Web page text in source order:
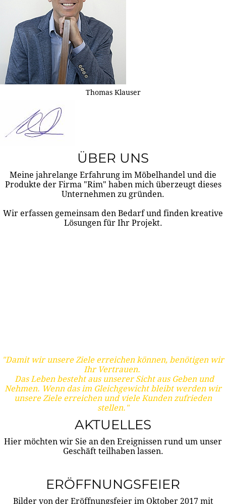
Thomas Klauser
ÜBER UNS
Meine jahrelange Erfahrung im Möbelhandel und die
Produkte der Firma "Rim" haben mich überzeugt dieses
Unternehmen zu gründen.
Wir erfassen gemeinsam den Bedarf und finden kreative
Lösungen für Ihr Projekt.
"Damit wir unsere Ziele erreichen können, benötigen wir
Ihr Vertrauen.
Das Leben besteht aus unserer Sicht aus Geben und
Nehmen. Wenn das im Gleichgewicht bleibt werden wir
unsere Ziele erreichen und viele Kunden zufrieden
stellen."
AKTUELLES
Hier möchten wir Sie an den Ereignissen rund um unser
Geschäft teilhaben lassen.
ERÖFFNUNGSFEIER
Bilder von der Eröffnungsfeier im Oktober 2017 mit